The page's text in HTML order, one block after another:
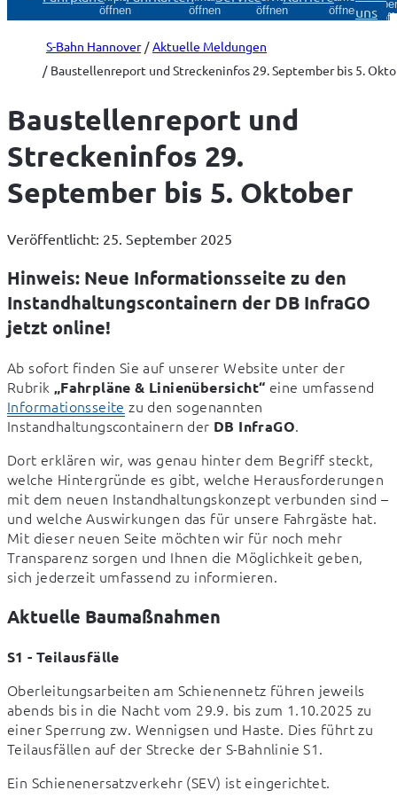
öffnen
öffnen
öffnen
öffnenuns
S-Bahn Hannover
Aktuelle Meldungen
Baustellenreport und Streckeninfos 29. September bis 5.
Baustellenreport und
Streckeninfos 29.
September bis 5. Oktober
Veröffentlicht: 25. September 2025
Hinweis: Neue Informationsseite zu den
Instandhaltungscontainern der DB InfraGO
jetzt online!
Ab sofort finden Sie auf unserer Website unter der
Rubrik „Fahrpläne & Linienübersicht“
Informationsseite zu den sogenannten
Instandhaltungscontainern der DB InfraGO.
Dort erklären wir, was genau hinter dem Begriff steckt,
welche Hintergründe es gibt, welche Herausforderungen
mit dem neuen Instandhaltungskonzept verbunden sind –
und welche Auswirkungen das für unsere Fahrgäste hat.
Mit dieser neuen Seite möchten wir für noch mehr
Transparenz sorgen und Ihnen die Möglichkeit geben,
sich jederzeit umfassend zu informieren.
Aktuelle Baumaßnahmen
S1 - Teilausfälle
Oberleitungsarbeiten am Schienennetz führen jeweils
abends bis in die Nacht vom 29.9. bis zum 1.10.2025 zu
einer Sperrung zw. Wennigsen und Haste. Dies führt zu
Teilausfällen auf der Strecke der S-Bahnlinie S1.
Ein Schienenersatzverkehr (SEV) ist eingerichtet.